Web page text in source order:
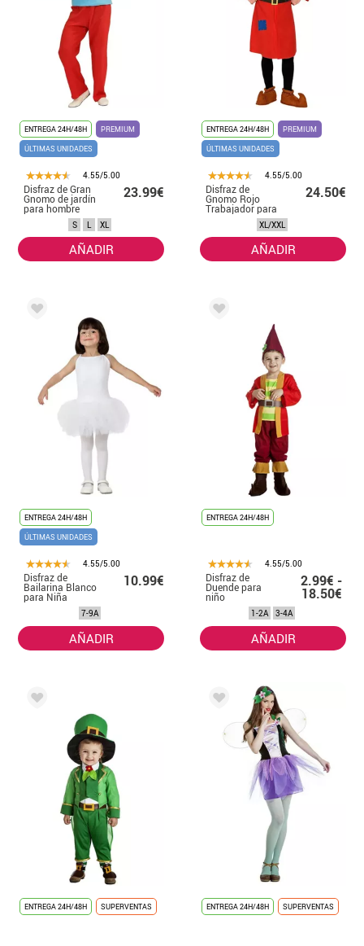
ENTREGA 24H/48H
PREMIUM
ÚLTIMAS UNIDADES
4.55/5.00
Disfraz de Gran
Gnomo de jardín
para hombre
23.99€
S L XL
AÑADIR
ENTREGA 24H/48H
PREMIUM
ÚLTIMAS UNIDADES
4.55/5.00
Disfraz de
Gnomo Rojo
Trabajador para
hombre
24.50€
XL/XXL
AÑADIR
ENTREGA 24H/48H
ÚLTIMAS UNIDADES
4.55/5.00
Disfraz de
Bailarina Blanco
para Niña
10.99€
7-9A
AÑADIR
ENTREGA 24H/48H
4.55/5.00
Disfraz de
Duende para
niño
2.99€ -
18.50€
1-2A 3-4A
AÑADIR
ENTREGA 24H/48H SUPERVENTAS ENTREGA 24H/48H SUPERVENTAS